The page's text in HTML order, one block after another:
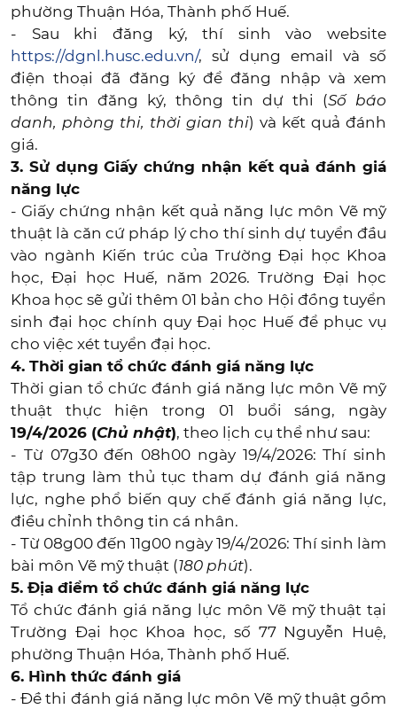
phường Thuận Hóa, Thành phố Huế.
- Sau khi đăng ký, thí sinh vào website
https://dgnl.husc.edu.vn/, sử dụng email và số
điện thoại đã đăng ký để đăng nhập và xem
thông tin đăng ký, thông tin dự thi (Số báo
danh, phòng thi, thời gian thi) và kết quả đánh
giá.
3. Sử dụng Giấy chứng nhận kết quả đánh giá
năng lực
- Giấy chứng nhận kết quả năng lực môn Vẽ mỹ
thuật là căn cứ pháp lý cho thí sinh dự tuyển đầu
vào ngành Kiến trúc của Trường Đại học Khoa
học, Đại học Huế, năm 2026. Trường Đại học
Khoa học sẽ gửi thêm 01 bản cho Hội đồng tuyển
sinh đại học chính quy Đại học Huế để phục vụ
cho việc xét tuyển đại học.
4. Thời gian tổ chức đánh giá năng lực
Thời gian tổ chức đánh giá năng lực môn Vẽ mỹ
thuật thực hiện trong 01 buổi sáng, ngày
19/4/2026 (Chủ nhật), theo lịch cụ thể như sau:
- Từ 07g30 đến 08h00 ngày 19/4/2026: Thí sinh
tập trung làm thủ tục tham dự đánh giá năng
lực, nghe phổ biến quy chế đánh giá năng lực,
điều chỉnh thông tin cá nhân.
- Từ 08g00 đến 11g00 ngày 19/4/2026: Thí sinh làm
bài môn Vẽ mỹ thuật (180 phút).
5. Địa điểm tổ chức đánh giá năng lực
Tổ chức đánh giá năng lực môn Vẽ mỹ thuật tại
Trường Đại học Khoa học, số 77 Nguyễn Huệ,
phường Thuận Hóa, Thành phố Huế.
6. Hình thức đánh giá
- Đề thi đánh giá năng lực môn Vẽ mỹ thuật gồm